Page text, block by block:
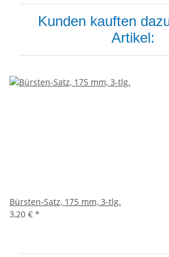
Kunden kauften
Artikel:
Bürsten-Satz, 175 mm, 3-tlg.
3,20 € *